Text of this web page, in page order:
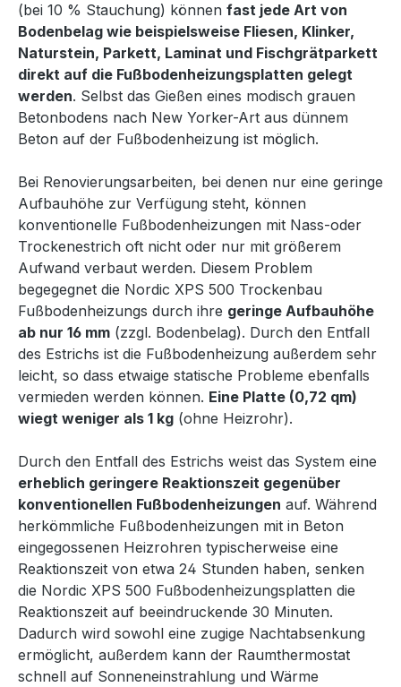
(bei 10 % Stauchung) können fast jede Art von
Bodenbelag wie beispielsweise Fliesen, Klinker,
Naturstein, Parkett, Laminat und Fischgrätparkett
direkt auf die Fußbodenheizungsplatten gelegt
werden. Selbst das Gießen eines modisch grauen
Betonbodens nach New Yorker-Art aus dünnem
Beton auf der Fußbodenheizung ist möglich.
Bei Renovierungsarbeiten, bei denen nur eine geringe
Aufbauhöhe zur Verfügung steht, können
konventionelle Fußbodenheizungen mit Nass-oder
Trockenestrich oft nicht oder nur mit größerem
Aufwand verbaut werden. Diesem Problem
begegegnet die Nordic XPS 500 Trockenbau
Fußbodenheizungs durch ihre geringe Aufbauhöhe
ab nur 16 mm (zzgl. Bodenbelag). Durch den Entfall
des Estrichs ist die Fußbodenheizung außerdem sehr
leicht, so dass etwaige statische Probleme ebenfalls
vermieden werden können. Eine Platte (0,72 qm)
wiegt weniger als 1 kg (ohne Heizrohr).
Durch den Entfall des Estrichs weist das System eine
erheblich geringere Reaktionszeit gegenüber
konventionellen Fußbodenheizungen auf. Während
herkömmliche Fußbodenheizungen mit in Beton
eingegossenen Heizrohren typischerweise eine
Reaktionszeit von etwa 24 Stunden haben, senken
die Nordic XPS 500 Fußbodenheizungsplatten die
Reaktionszeit auf beeindruckende 30 Minuten.
Dadurch wird sowohl eine zugige Nachtabsenkung
ermöglicht, außerdem kann der Raumthermostat
schnell auf Sonneneinstrahlung und Wärme